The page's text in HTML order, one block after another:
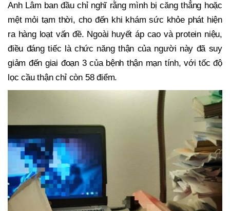
Anh Lâm ban đầu chỉ nghĩ rằng mình bị căng thẳng hoặc
mệt mỏi tạm thời, cho đến khi khám sức khỏe phát hiện
ra hàng loạt vấn đề. Ngoài huyết áp cao và protein niệu,
điều đáng tiếc là chức năng thận của người này đã suy
giảm đến giai đoạn 3 của bệnh thận mạn tính, với tốc độ
lọc cầu thận chỉ còn 58 điểm.